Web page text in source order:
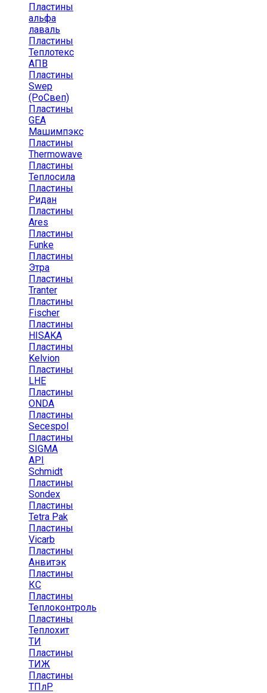
Пластины
альфа
лаваль
Пластины
Теплотекс
АПВ
Пластины
Swep
(РоСвеп)
Пластины
GEA
Машимпэкс
Пластины
Thermowave
Пластины
Теплосила
Пластины
Ридан
Пластины
Ares
Пластины
Funke
Пластины
Этра
Пластины
Tranter
Пластины
Fischer
Пластины
HISAKA
Пластины
Kelvion
Пластины
LHE
Пластины
ONDA
Пластины
Secespol
Пластины
SIGMA
API
Schmidt
Пластины
Sondex
Пластины
Tetra Pak
Пластины
Vicarb
Пластины
Анвитэк
Пластины
КС
Пластины
Теплоконтроль
Пластины
Теплохит
ТИ
Пластины
ТИЖ
Пластины
ТПлР